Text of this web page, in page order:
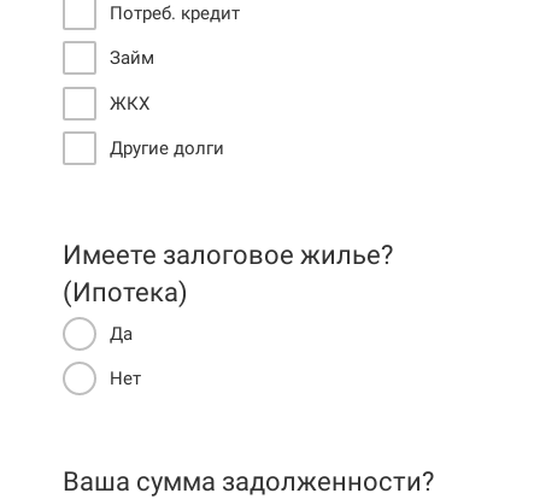
Потреб. кредит
Займ
ЖКХ
Другие долги
Имеете залоговое жилье?
(Ипотека)
Да
Нет
Ваша сумма задолженности?